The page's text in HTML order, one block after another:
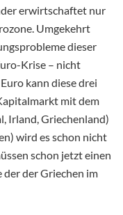
erwirtschaftet nur
Umgekehrt
dieser
Krise – nicht
kann diese drei
mit dem
Irland, Griechenland)
wird es schon nicht
schon jetzt einen
der der Griechen im